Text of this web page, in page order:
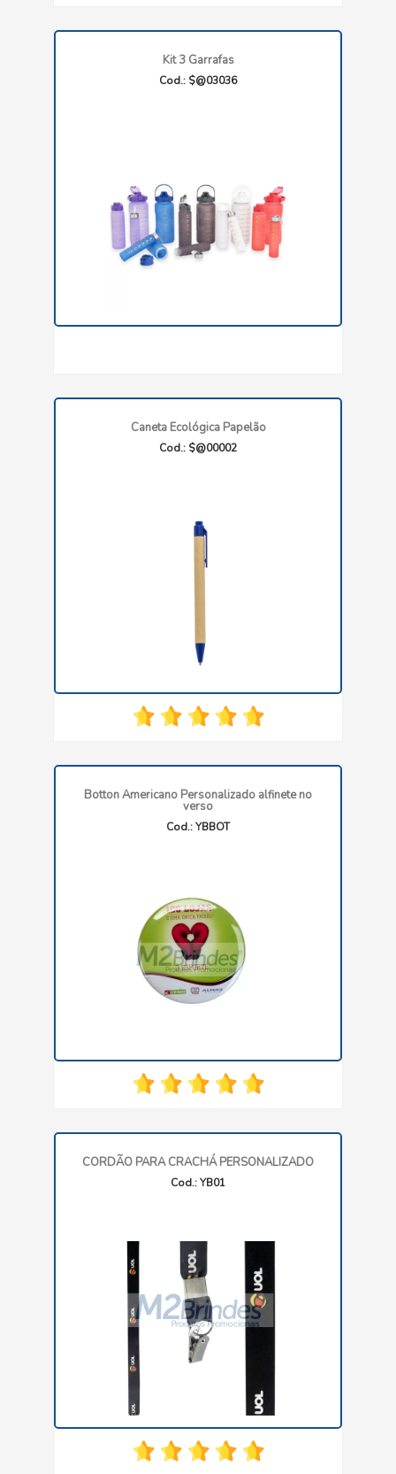
Kit 3 Garrafas
Cod.: $@03036
Caneta Ecológica Papelão
Cod.: $@00002
Botton Americano Personalizado alfinete no
verso
Cod.: YBBOT
CORDÃO PARA CRACHÁ PERSONALIZADO
Cod.: YB01